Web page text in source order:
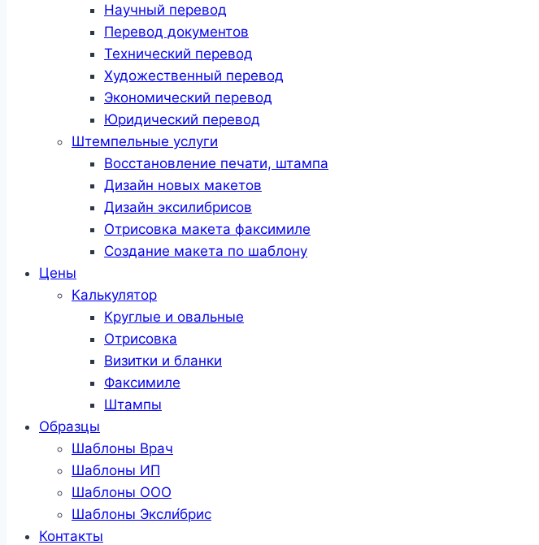
Научный перевод
Перевод документов
Технический перевод
Художественный перевод
Экономический перевод
Юридический перевод
Штемпельные услуги
Восстановление печати, штампа
Дизайн новых макетов
Дизайн эксилибрисов
Отрисовка макета факсимиле
Создание макета по шаблону
Цены
Калькулятор
Круглые и овальные
Отрисовка
Визитки и бланки
Факсимиле
Штампы
Образцы
Шаблоны Врач
Шаблоны ИП
Шаблоны ООО
Шаблоны Эксли́брис
Контакты